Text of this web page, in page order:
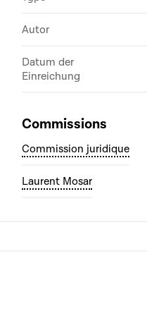
Autor
Datum der
Einreichung
Commissions
Commission juridique
Laurent Mosar